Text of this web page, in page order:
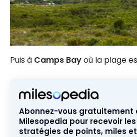
Puis à Camps Bayoù la plage
Abonnez-vous gratuitement
Milesopedia pour recevoir
stratégies de points, miles